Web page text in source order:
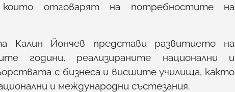
отговарят на потребностите на
Калин Йончев представи развитието на
години, реализираните национални и
с бизнеса и висшите училища, както
и международни състезания.